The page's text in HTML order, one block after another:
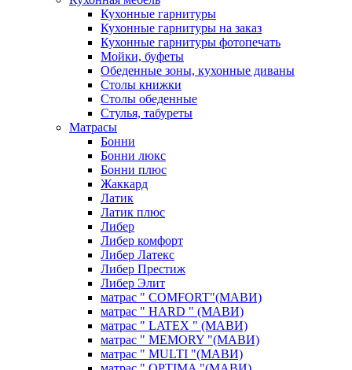
Кухонные гарнитуры
Кухонные гарнитуры на заказ
Кухонные гарнитуры фотопечать
Мойки, буфеты
Обеденные зоны, кухонные диваны
Столы книжки
Столы обеденные
Стулья, табуреты
Матрасы
Бонни
Бонни люкс
Бонни плюс
Жаккард
Латик
Латик плюс
Либер
Либер комфорт
Либер Латекс
Либер Престиж
Либер Элит
матрас " COMFORT"(МАВИ)
матрас " HARD " (МАВИ)
матрас " LATEX " (МАВИ)
матрас " MEMORY "(МАВИ)
матрас " MULTI "(МАВИ)